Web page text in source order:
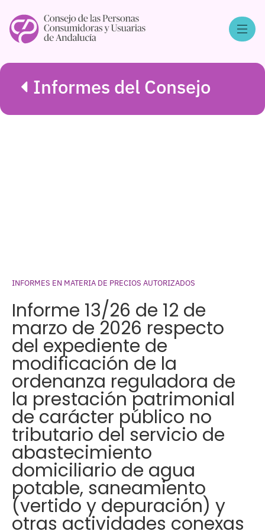
Informes del Consejo
INFORMES EN MATERIA DE PRECIOS AUTORIZADOS
Informe 13/26 de 12 de
marzo de 2026 respecto
del expediente de
modificación de la
ordenanza reguladora de
la prestación patrimonial
de carácter público no
tributario del servicio de
abastecimiento
domiciliario de agua
potable, saneamiento
(vertido y depuración) y
otras actividades conexas